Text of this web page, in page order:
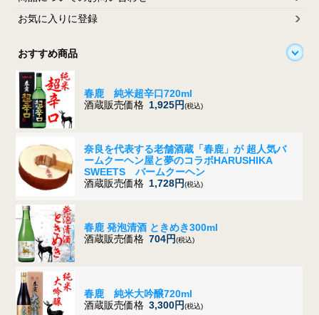
お気に入りに登録
おすすめ商品
春鹿 純米超辛口720ml
酒蔵販売価格 1,925円(税込)
奈良を代表する老舗酒蔵「春鹿」が 超人気バ
ームクーヘン屋と夢のコラボHARUSHIKA
SWEETS バームクーヘン
酒蔵販売価格 1,728円(税込)
春鹿 発泡清酒 ときめき300ml
酒蔵販売価格 704円(税込)
春鹿 純米大吟醸720ml
酒蔵販売価格 3,300円(税込)